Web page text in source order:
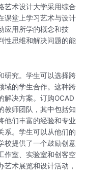
艺术设计大学采用综合
课堂上学习艺术与设计
应用所学的概念和技
性思维和解决问题的能
研究。学生可以选择跨
域的学生合作。这种跨
解决方案。订购OCAD
教师团队，其中包括知
他们丰富的经验和专业
系。学生可以从他们的
校提供了一个鼓励创意
作室、实验室和创客空
术展览和设计活动，